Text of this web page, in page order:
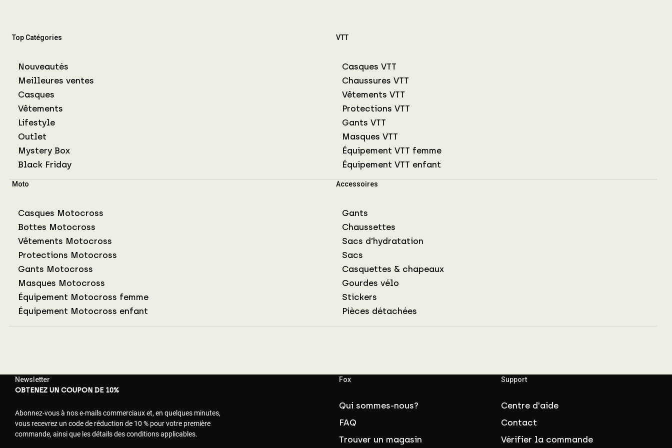
Top Catégories
Nouveautés
Meilleures ventes
Casques
Vêtements
Lifestyle
Outlet
Mystery Box
Black Friday
VTT
Casques VTT
Chaussures VTT
Vêtements VTT
Protections VTT
Gants VTT
Masques VTT
Équipement VTT femme
Équipement VTT enfant
Moto
Casques Motocross
Bottes Motocross
Vêtements Motocross
Protections Motocross
Gants Motocross
Masques Motocross
Équipement Motocross femme
Équipement Motocross enfant
Accessoires
Gants
Chaussettes
Sacs d’hydratation
Sacs
Casquettes & chapeaux
Gourdes vélo
Stickers
Pièces détachées
Newsletter
OBTENEZ UN COUPON DE 10%
Abonnez-vous à nos e-mails commerciaux et, en quelques minutes,
vous recevrez un code de réduction de 10 % pour votre première
commande, ainsi que les détails des conditions applicables.
Fox
Qui sommes-nous?
FAQ
Trouver un magasin
Support
Centre d'aide
Contact
Vérifier la commande